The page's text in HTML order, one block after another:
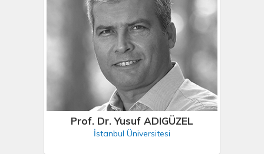
Prof. Dr. Yusuf ADIGÜZEL
İstanbul Üniversitesi